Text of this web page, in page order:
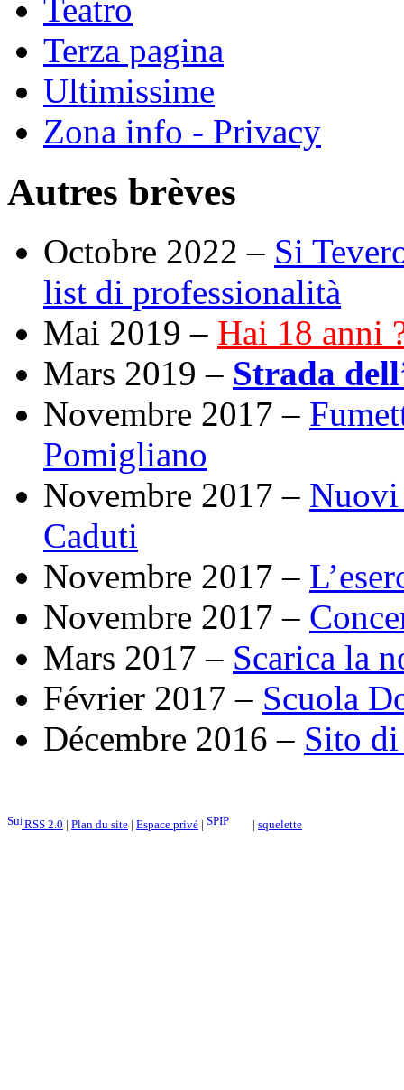
Teatro
Terza pagina
Ultimissime
Zona info - Privacy
Autres brèves
Octobre 2022 – Si
list di professionalità
Mai 2019 – Hai 18 anni
Mars 2019 – Strada
Novembre 2017 –
Pomigliano
Novembre 2017 – Nuovi
Caduti
Novembre 2017 –
Novembre 2017 –
Mars 2017 – Scarica la
Février 2017 – Scuola
Décembre 2016 – Sito
RSS 2.0 | Plan du site | Espace privé | | squelette